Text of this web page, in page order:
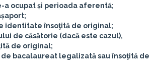
a ocupat și perioada aferentă;
identitate însoţită de original;
de căsătorie (dacă este cazul),
de original;
bacalaureat legalizată sau însoţită de